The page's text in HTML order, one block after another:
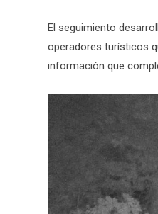
El seguimiento
operadores turísticos
información que